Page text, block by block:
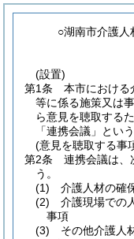
○湖南市介護人
(設置)
第1条
本市における
等に係る施策又は
ら意見を聴取する
「連携会議」とい
(意見を聴取する事
第2条
連携会議は、
う。
(1)
介護人材の確
(2)
介護現場での
事項
(3)
その他介護人